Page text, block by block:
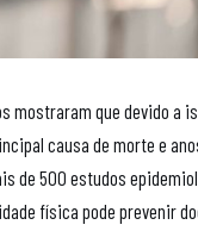
mostraram que devido a
causa de morte e
de 500 estudos
física pode prevenir